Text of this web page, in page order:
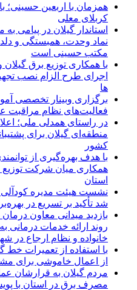
همزمان با اربعین حسینی؛
کربلای معلی
استاندار گیلان در پیامی
نماد وحدت، همبستگی و
مکتب حسینی است
با همکاری توزیع برق
اجرای طرح الزام نصب
ها
برگزاری وبینار تخصصی
فعالیت‌های نظام مراقبت
در راستای همدلی ملی؛
منطقه‌ای گیلان برای
كشور
با هدف بهره‌گیری از
همكاری میان شركت توزیع
استان
نشست هیئت مدیره
شد تأکید بر تسریع در
بازدید میدانی معاون
روند ارائه خدمات درمانی
خانواده و نظام ارجاع در
از اعمال خاموشی برای
مردم گیلان به قرارشان
مصرف برق در استان با پویش «۲۵درجه؛ قرار